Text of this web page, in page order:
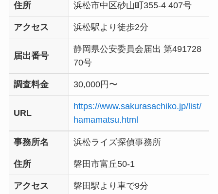
住所 浜松市中区砂山町355-4 407号
アクセス 浜松駅より徒歩2分
届出番号
静岡県公安委員会届出 第491728
70号
調査料金 30,000円〜
URL
https://www.sakurasachiko.jp/list/
hamamatsu.html
事務所名 浜松ライズ探偵事務所
住所 磐田市富丘50-1
アクセス 磐田駅より車で9分